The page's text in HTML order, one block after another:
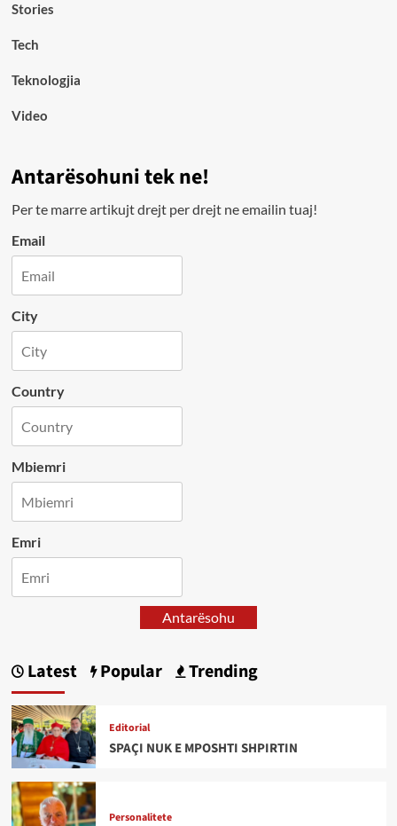
Stories
Tech
Teknologjia
Video
Antarësohuni tek ne!
Per te marre artikujt drejt per drejt ne emailin tuaj!
Email
City
Country
Mbiemri
Emri
Antarësohu
Latest Popular Trending
Editorial
SPAÇI NUK E MPOSHTI SHPIRTIN
Personalitete